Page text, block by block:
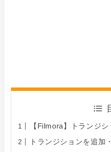
【Filmora】トランジ
トランジションを追加